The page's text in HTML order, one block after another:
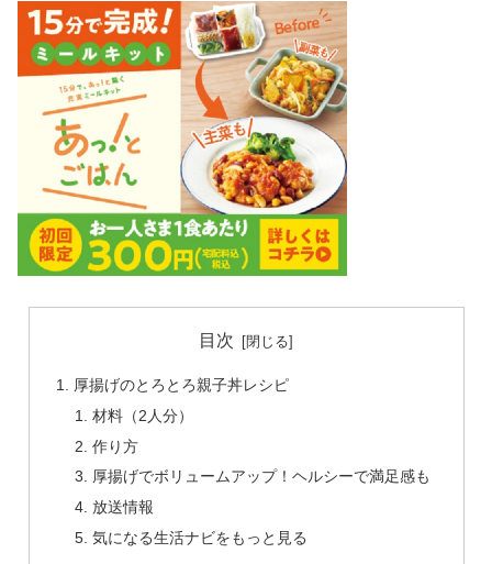
目次
厚揚げのとろとろ親子丼レシピ
材料（2人分）
作り方
厚揚げでボリュームアップ！ヘルシーで満足感も
放送情報
気になる生活ナビをもっと見る